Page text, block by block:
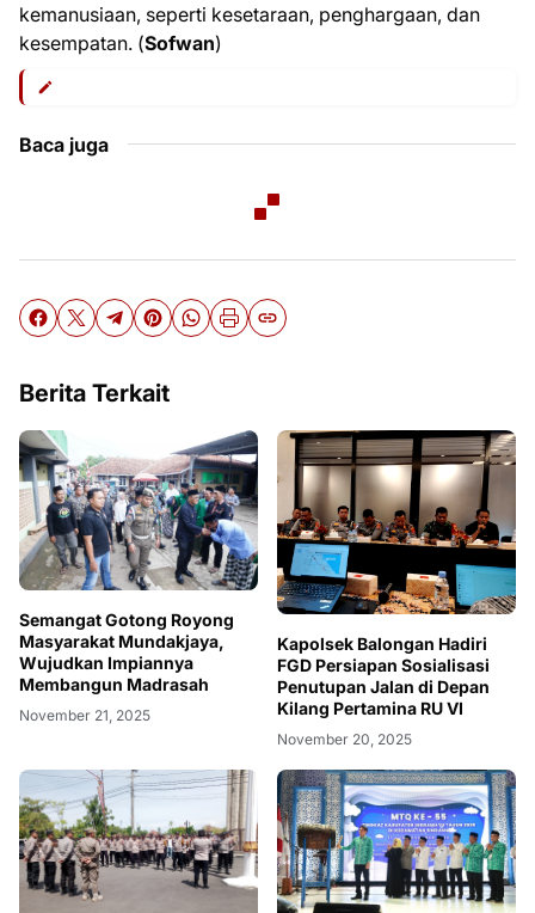
kemanusiaan, seperti kesetaraan, penghargaan, dan
kesempatan. (Sofwan)
Baca juga
Berita Terkait
Semangat ‎Gotong Royong
Masyarakat Mundakjaya,
Wujudkan Impiannya
Membangun Madrasah
November 21, 2025
Kapolsek Balongan Hadiri
FGD Persiapan Sosialisasi
Penutupan Jalan di Depan
Kilang Pertamina RU VI
November 20, 2025